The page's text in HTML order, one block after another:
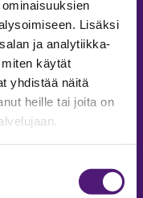
Lisäksi
ja analytiikka-
käytät
yhdistää näitä
heille tai joita on